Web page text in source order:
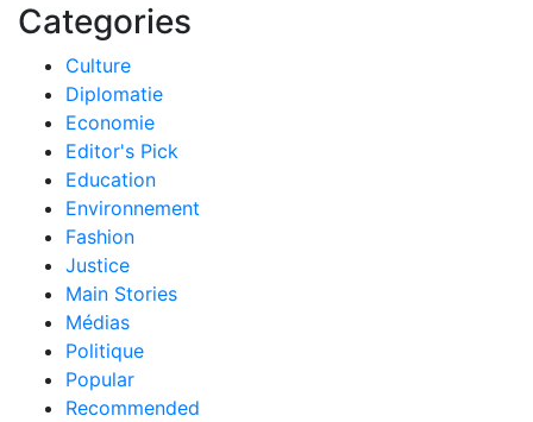
Categories
Culture
Diplomatie
Economie
Editor's Pick
Education
Environnement
Fashion
Justice
Main Stories
Médias
Politique
Popular
Recommended